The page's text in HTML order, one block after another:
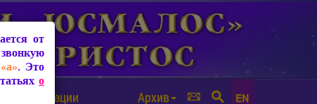
от чипизации Архив EN
от
«а». Это
о